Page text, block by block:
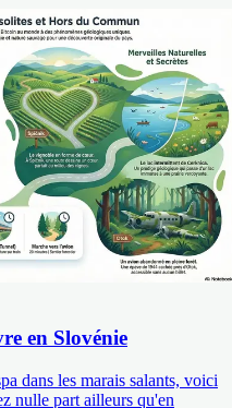
en Slovénie
dans les marais salants, voici
nulle part ailleurs qu'en